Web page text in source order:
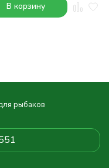
В корзину
рыбаков